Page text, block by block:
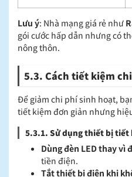
Lưu ý: Nhà mạng giá rẻ như
gói cước hấp dẫn nhưng có
nông thôn.
5.3. Cách tiết kiệm
Để giảm chi phí sinh hoạt,
tiết kiệm đơn giản nhưng
5.3.1. Sử dụng thiết bị tiết
Dùng đèn LED thay vì
tiền điện.
Tắt thiết bị điện khi